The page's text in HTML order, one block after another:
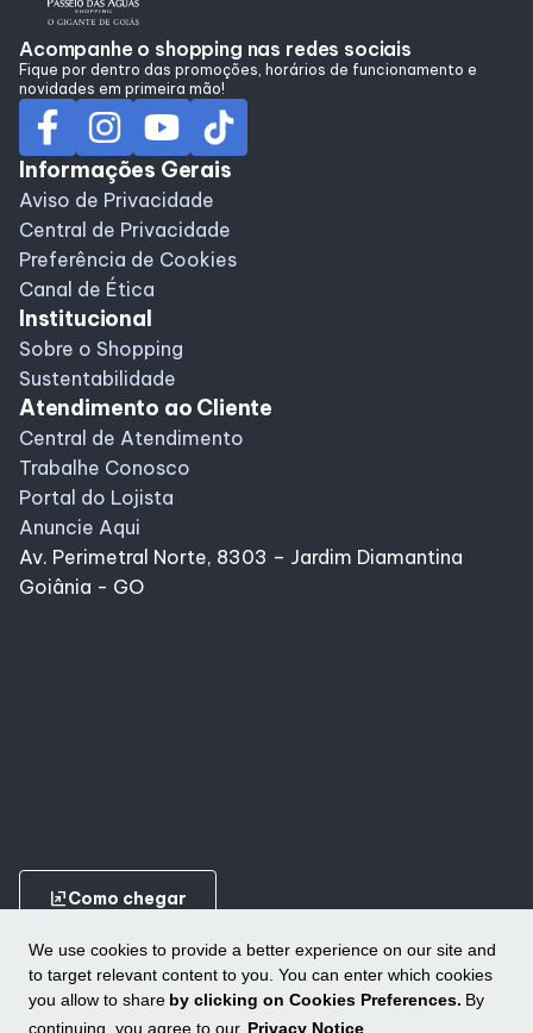
We use cookies to provide a better experience on our site and
to target relevant content to you. You can enter which cookies
you allow to share by clicking on Cookies Preferences. By
continuing, you agree to our Privacy Notice
Programa de Benefícios
Acompanhe o shopping nas redes sociais
Fique por dentro das promoções, horários de funcionamento e
novidades em primeira mão!
Informações Gerais
Aviso de Privacidade
Central de Privacidade
Preferência de Cookies
Canal de Ética
Institucional
Sobre o Shopping
Sustentabilidade
Atendimento ao Cliente
Central de Atendimento
Trabalhe Conosco
Portal do Lojista
Anuncie Aqui
Av. Perimetral Norte, 8303 – Jardim Diamantina
Goiânia - GO
ungroupComo chegar